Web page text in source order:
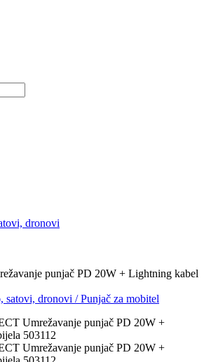
dronovi
punjač PD 20W + Lightning kabel
satovi, dronovi /Punjač za mobitel